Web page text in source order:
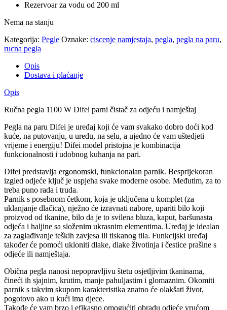
Rezervoar za vodu od 200 ml
Nema na stanju
Kategorija: Pegle Oznake: ciscenje namjestaja, pegla, pegla na paru,
rucna pegla
Opis
Dostava i plaćanje
Opis
Ručna pegla 1100 W Difei parni čistač za odjeću i namještaj
Pegla na paru Difei je uređaj koji će vam svakako dobro doći kod
kuće, na putovanju, u uredu, na selu, a ujedno će vam uštedjeti
vrijeme i energiju! Difei model pristojna je kombinacija
funkcionalnosti i udobnog kuhanja na pari.
Difei predstavlja ergonomski, funkcionalan parnik. Besprijekoran
izgled odjeće ključ je uspjeha svake moderne osobe. Međutim, za to
treba puno rada i truda.
Parnik s posebnom četkom, koja je uključena u komplet (za
uklanjanje dlačica), nježno će izravnati nabore, upariti bilo koji
proizvod od tkanine, bilo da je to svilena bluza, kaput, baršunasta
odjeća i haljine sa složenim ukrasnim elementima. Uređaj je idealan
za zaglađivanje teških zavjesa ili tiskanog tila. Funkcijski uređaj
također će pomoći ukloniti dlake, dlake životinja i čestice prašine s
odjeće ili namještaja.
Obična pegla nanosi nepopravljivu štetu osjetljivim tkaninama,
čineći ih sjajnim, krutim, manje pahuljastim i glomaznim. Okomiti
parnik s takvim skupom karakteristika znatno će olakšati život,
pogotovo ako u kući ima djece.
Takođe će vam brzo i efikasno omogućiti obradu odjeće vrućom